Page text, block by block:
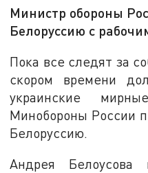
Министр обороны
Белоруссию с
Пока все следят за
скором времени
украинские
Минобороны России
Белоруссию.
Андрея Белоусова